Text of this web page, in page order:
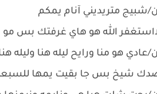
متريديني آنام يمكم
الله هو هاي غرفتك بس مو
هو منا ورايح ليله هنا وليله
شيخ بس جا بقيت يمها